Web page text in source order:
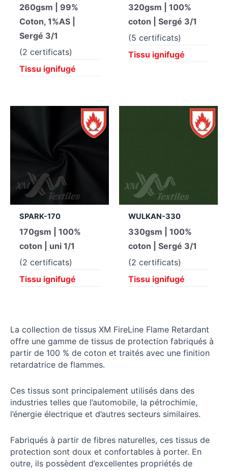
260gsm | 99%
Coton, 1%AS |
Sergé 3/1
(2 certificats)
Tissu ignifugé
320gsm | 100%
coton | Sergé 3/1
(5 certificats)
Tissu ignifugé
SPARK-170
170gsm | 100%
coton | uni 1/1
(2 certificats)
Tissu ignifugé
WULKAN-330
330gsm | 100%
coton | Sergé 3/1
(2 certificats)
Tissu ignifugé
La collection de tissus XM FireLine Flame Retardant
offre une gamme de tissus de protection fabriqués à
partir de 100 % de coton et traités avec une finition
retardatrice de flammes.
Ces tissus sont principalement utilisés dans des
industries telles que l’automobile, la pétrochimie,
l’énergie électrique et d’autres secteurs similaires.
Fabriqués à partir de fibres naturelles, ces tissus de
protection sont doux et confortables à porter. En
outre, ils possèdent d’excellentes propriétés de